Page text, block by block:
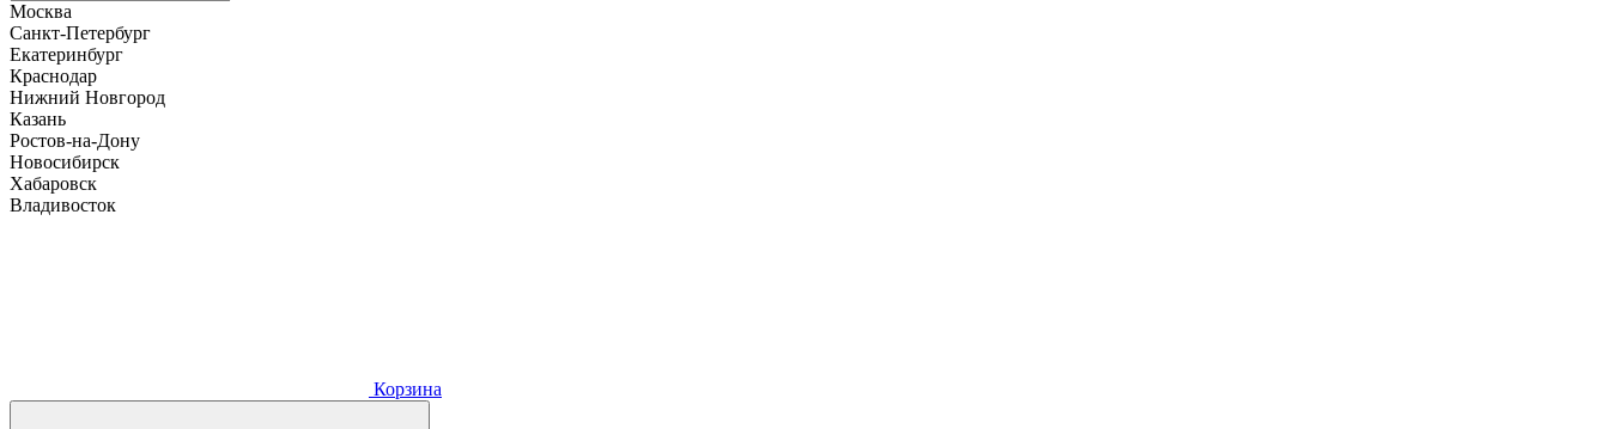
Москва
Санкт-Петербург
Екатеринбург
Краснодар
Нижний Новгород
Казань
Ростов-на-Дону
Новосибирск
Хабаровск
Владивосток
Корзина